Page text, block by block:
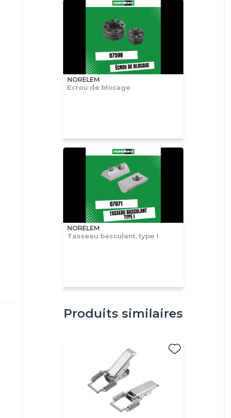
NORELEM
Ecrou de blocage
NORELEM
Tasseau basculant, type I
Produits similaires